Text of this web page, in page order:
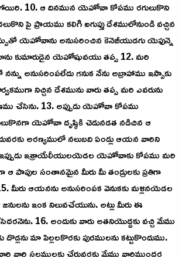
10. ఆ దినమున యెహోవా కోపము రగులుకొని
పై ప్రాయము కలిగి ఐగుప్తు దేశములోనుండి వచ్చిన
యెహోవాను అనుసరించిన కెనెజీయుడగు యెఫున్నె
కుమారుడైన యెహోషువయు తప్ప 12. మరి
నన్ను అనుసరింపలేదు గనుక నేను అబ్రాహాము ఇస్సాకు
నిచ్చిన దేశమును వారు తప్ప మరి ఎవరును
చేసెను. 13. అప్పుడు యెహోవా కోపము
యెహోవా దృష్ఠికి చెడునడత నడిచిన ఆ
అరణ్యములో నలుబది ఏండ్లు ఆయన వారిని
ఇప్పుడు ఇశ్రాయేలీయులయెడల యెహోవాకు కోపము మరి
ఆ పాపుల సంతానమైన మీరు మీ తండ్రులకు ప్రతిగా
మీరు ఆయనను అనుసరింపక వెనుకకు మళ్లినయెడల
ఇంక నిలువచేయును. అట్లు మీరు ఈ
16. అందుకు వారు అతనియొద్దకు వచ్చి మేము
మా పిల్లలకొరకు పురములను కట్టుకొందుము.
వారి స్థలములకు చేర్చువరకు మేము వారిముందర